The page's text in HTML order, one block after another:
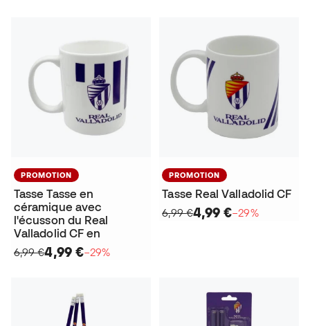
PROMOTION
Tasse Tasse en
céramique avec
l'écusson du Real
Valladolid CF en
6,99 €4,99 €−29%
PROMOTION
Tasse Real Valladolid CF
6,99 €4,99 €−29%